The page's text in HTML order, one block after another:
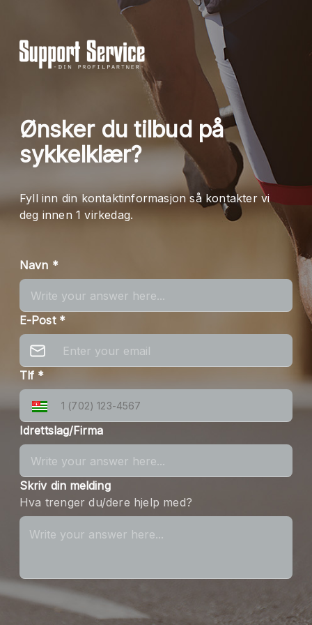
Ønsker du tilbud på
sykkelklær?
Fyll inn din kontaktinformasjon så kontakter vi
deg innen 1 virkedag.
Navn *
E-Post *
Tlf *
Idrettslag/Firma
Skriv din melding
Hva trenger du/dere hjelp med?